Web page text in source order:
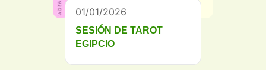
01/01/2026
SESIÓN DE TAROT
EGIPCIO